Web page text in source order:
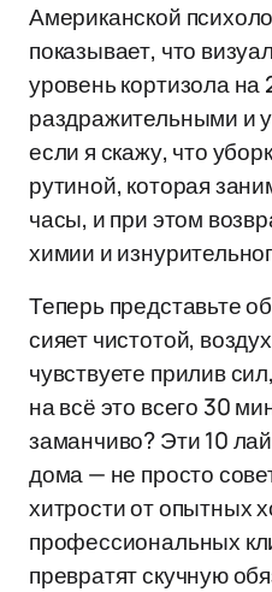
Американской
показывает, что
уровень кортизола на
раздражительными и
если я скажу, что
рутиной, которая
часы, и при этом
химии и
Теперь представьте
сияет чистотой,
чувствуете прилив
на всё это всего 30
заманчиво? Эти 10
дома — не просто
хитрости от опытных
профессиональных
превратят скучную